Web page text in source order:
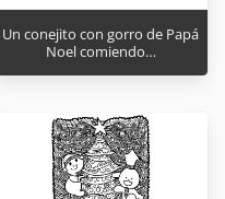
Un conejito con gorro de Papá
Noel comiendo…